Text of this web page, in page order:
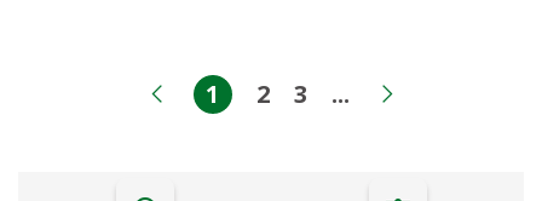
Página anterior
Página
1 Página
2 Página
3 ...Páginas